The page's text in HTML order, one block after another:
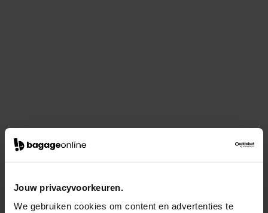
Jouw privacyvoorkeuren.
We gebruiken cookies om content en advertenties te